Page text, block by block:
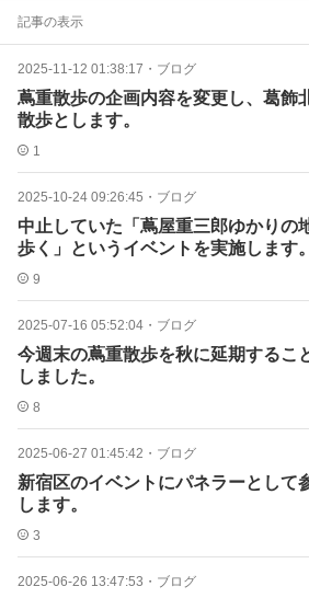
記事の表示
2025-11-12 01:38:17 ・ ブログ
蔦重散歩の企画内容を変更し、葛飾
散歩とします。
1
2025-10-24 09:26:45 ・ ブログ
中止していた「蔦屋重三郎ゆかりの
歩く」というイベントを実施します。
9
2025-07-16 05:52:04 ・ ブログ
今週末の蔦重散歩を秋に延期するこ
しました。
8
2025-06-27 01:45:42 ・ ブログ
新宿区のイベントにパネラーとして
します。
3
2025-06-26 13:47:53 ・ ブログ